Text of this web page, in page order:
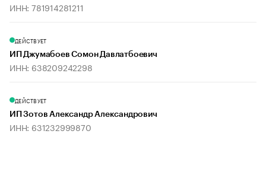
ИНН: 781914281211
ДЕЙСТВУЕТ
ИП Джумабоев Сомон Давлатбоевич
ИНН: 638209242298
ДЕЙСТВУЕТ
ИП Зотов Александр Александрович
ИНН: 631232999870